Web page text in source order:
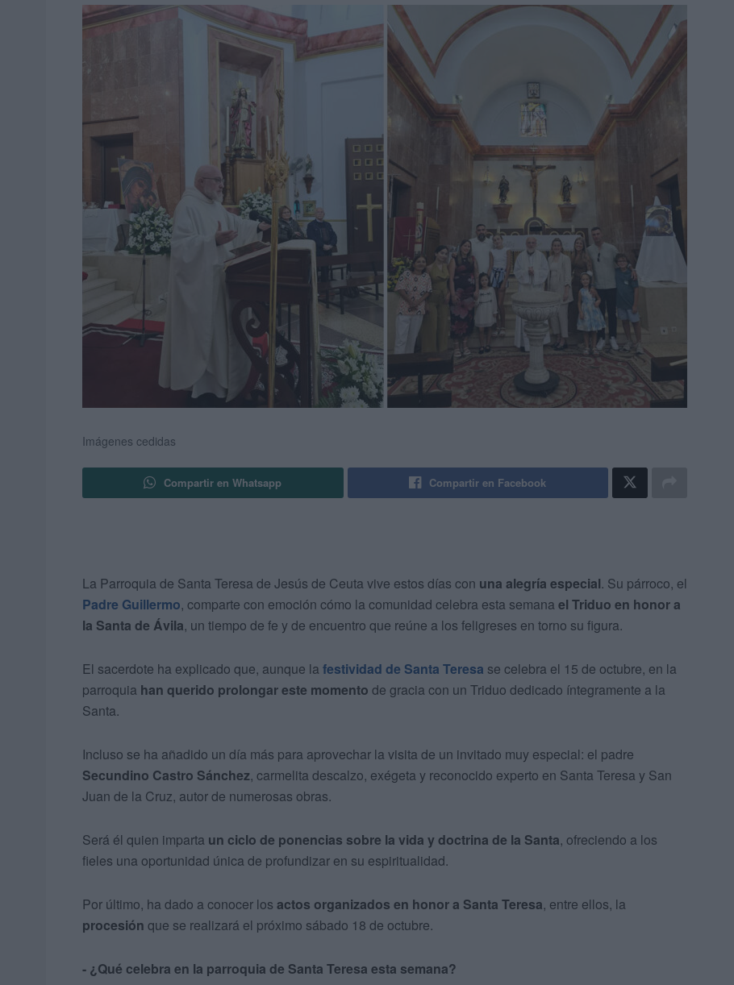
Imágenes cedidas
Compartir en Whatsapp Compartir en Facebook
La Parroquia de Santa Teresa de Jesús de Ceuta vive estos días con una alegría especial. Su párroco, el
Padre Guillermo, comparte con emoción cómo la comunidad celebra esta semana el Triduo en honor a
la Santa de Ávila, un tiempo de fe y de encuentro que reúne a los feligreses en torno su figura.
El sacerdote ha explicado que, aunque la festividad de Santa Teresa se celebra el 15 de octubre, en la
parroquia han querido prolongar este momento de gracia con un Triduo dedicado íntegramente a la
Santa.
Incluso se ha añadido un día más para aprovechar la visita de un invitado muy especial: el padre
Secundino Castro Sánchez, carmelita descalzo, exégeta y reconocido experto en Santa Teresa y San
Juan de la Cruz, autor de numerosas obras.
Será él quien imparta un ciclo de ponencias sobre la vida y doctrina de la Santa, ofreciendo a los
fieles una oportunidad única de profundizar en su espiritualidad.
Por último, ha dado a conocer los actos organizados en honor a Santa Teresa, entre ellos, la
procesión que se realizará el próximo sábado 18 de octubre.
- ¿Qué celebra en la parroquia de Santa Teresa esta semana?